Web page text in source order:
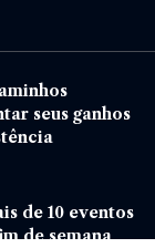
seus ganhos
de 10 eventos
de semana